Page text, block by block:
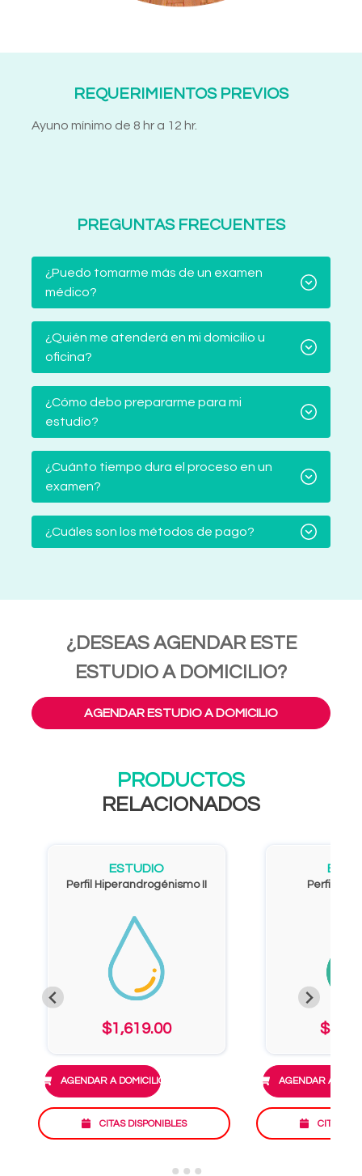
REQUERIMIENTOS PREVIOS
Ayuno mínimo de 8 hr a 12 hr.
PREGUNTAS FRECUENTES
¿Puedo tomarme más de un examen
médico?
¿Quién me atenderá en mi domicilio u
oficina?
¿Cómo debo prepararme para mi
estudio?
¿Cuánto tiempo dura el proceso en un
examen?
¿Cuáles son los métodos de pago?
¿DESEAS AGENDAR ESTE
ESTUDIO A DOMICILIO?
AGENDAR ESTUDIO A DOMICILIO
PRODUCTOS
RELACIONADOS
ESTUDIO
Perfil Hiperandrogénismo II
$1,619.00
AGENDAR A DOMICILIO
CITAS DISPONIBLES
Perfil
AGENDAR A
CITAS